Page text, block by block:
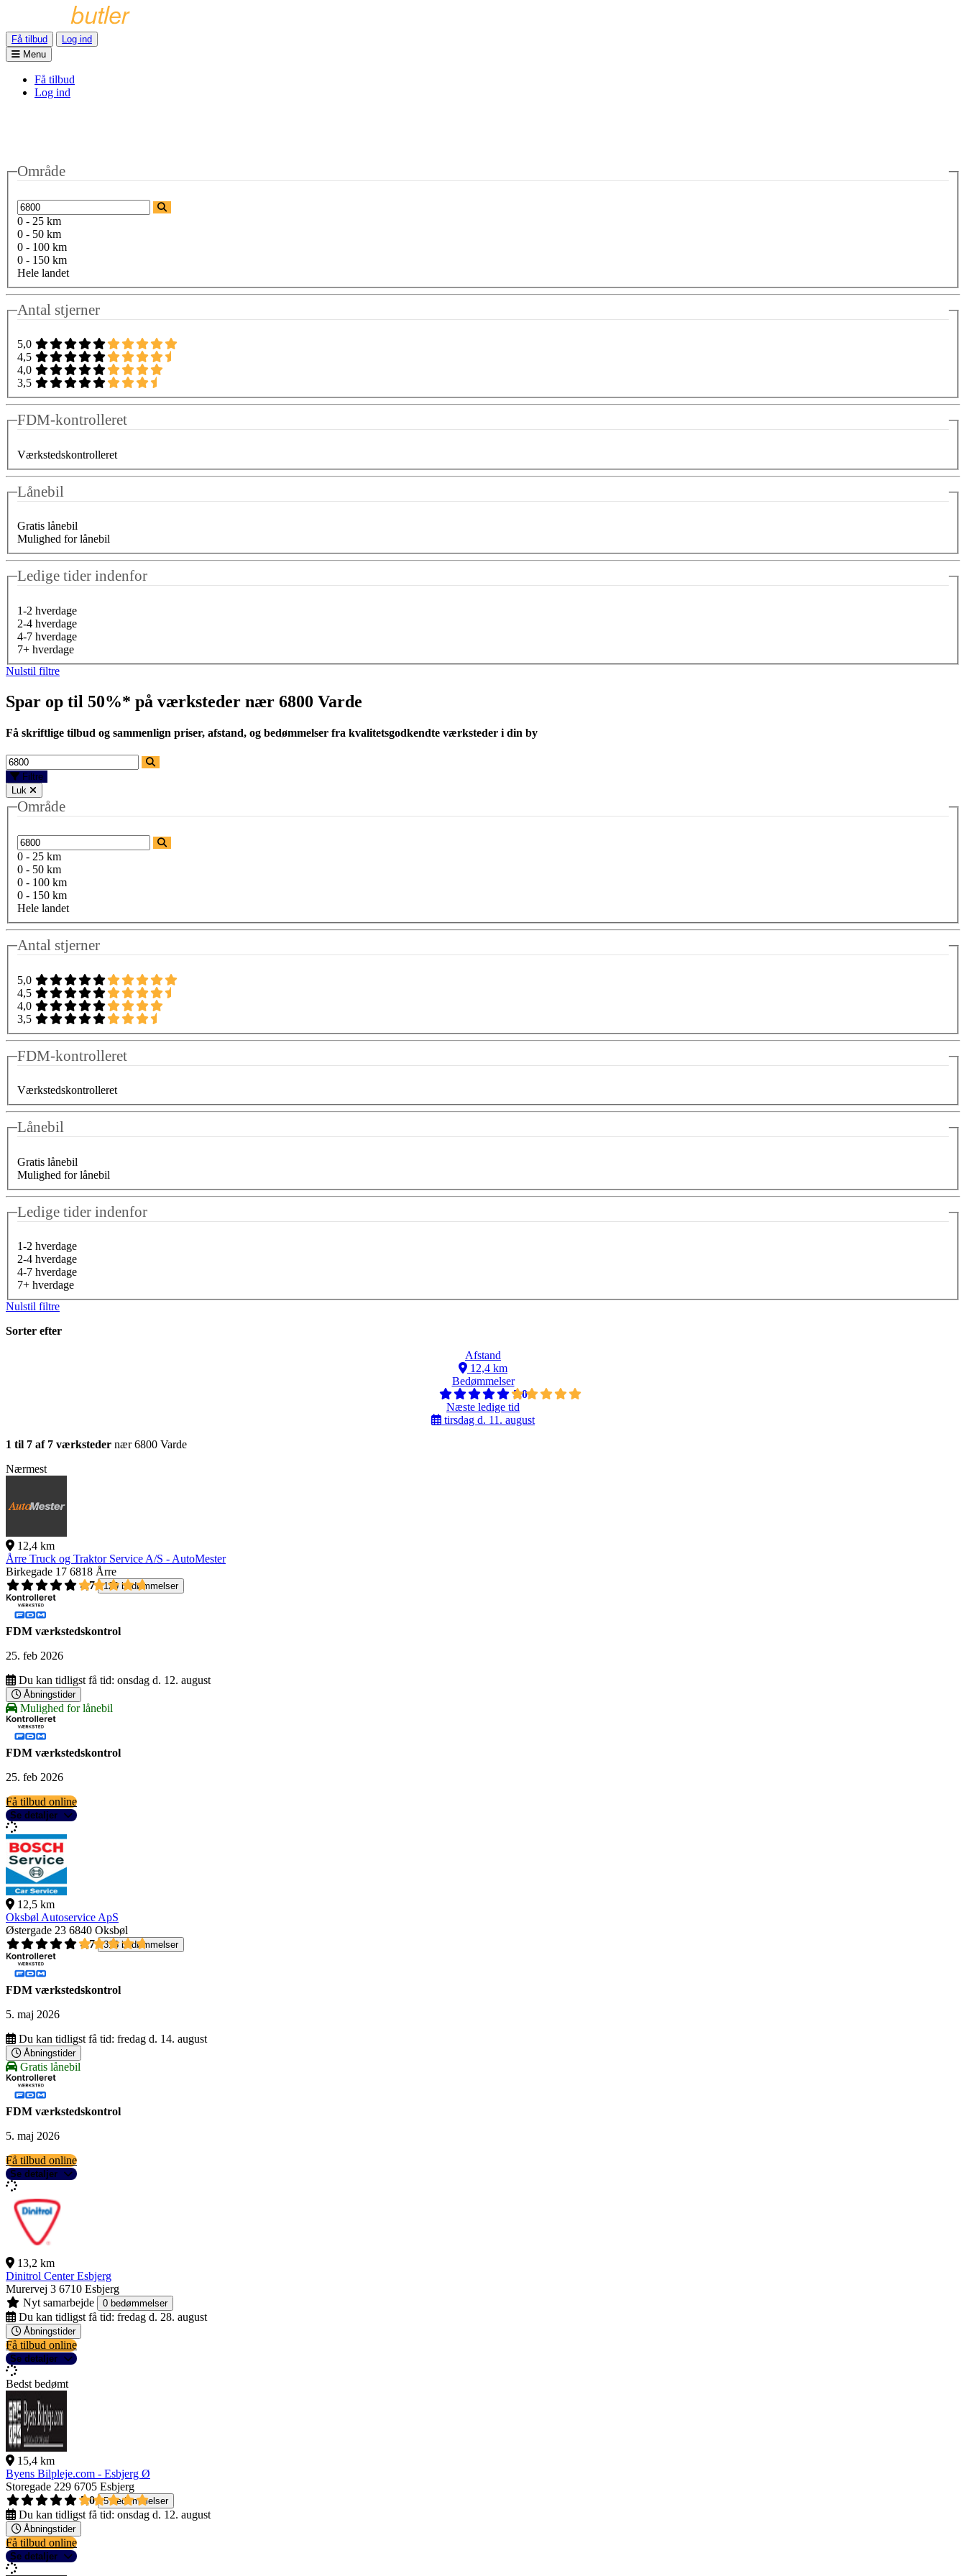
Få tilbud
Log ind
Menu
Få tilbud
Log ind
Område
0 - 25 km
0 - 50 km
0 - 100 km
0 - 150 km
Hele landet
Antal stjerner
5,0
4,5
4,0
3,5
FDM-kontrolleret
Værkstedskontrolleret
Lånebil
Gratis lånebil
Mulighed for lånebil
Ledige tider indenfor
1-2 hverdage
2-4 hverdage
4-7 hverdage
7+ hverdage
Nulstil filtre
Spar op til 50%* på værksteder nær 6800 Varde
Få skriftlige tilbud og sammenlign priser, afstand, og bedømmelser fra kvalitetsgodkendte værksteder i din by
Filtre
Luk
Område
0 - 25 km
0 - 50 km
0 - 100 km
0 - 150 km
Hele landet
Antal stjerner
5,0
4,5
4,0
3,5
FDM-kontrolleret
Værkstedskontrolleret
Lånebil
Gratis lånebil
Mulighed for lånebil
Ledige tider indenfor
1-2 hverdage
2-4 hverdage
4-7 hverdage
7+ hverdage
Nulstil filtre
Sorter efter
Afstand
12,4 km
Bedømmelser
5,0
Næste ledige tid
tirsdag d. 11. august
1 til 7 af 7 værksteder nær 6800 Varde
Nærmest
12,4 km
Årre Truck og Traktor Service A/S - AutoMester
Birkegade 17 6818 Årre
4,7
129 bedømmelser
FDM værkstedskontrol
25. feb 2026
Du kan tidligst få tid: onsdag d. 12. august
Åbningstider
Mulighed for lånebil
FDM værkstedskontrol
25. feb 2026
Få tilbud online
Se detaljer
12,5 km
Oksbøl Autoservice ApS
Østergade 23 6840 Oksbøl
4,7
316 bedømmelser
FDM værkstedskontrol
5. maj 2026
Du kan tidligst få tid: fredag d. 14. august
Åbningstider
Gratis lånebil
FDM værkstedskontrol
5. maj 2026
Få tilbud online
Se detaljer
13,2 km
Dinitrol Center Esbjerg
Murervej 3 6710 Esbjerg
Nyt samarbejde
0 bedømmelser
Du kan tidligst få tid: fredag d. 28. august
Åbningstider
Få tilbud online
Se detaljer
Bedst bedømt
15,4 km
Byens Bilpleje.com - Esbjerg Ø
Storegade 229 6705 Esbjerg
5,0
5 bedømmelser
Du kan tidligst få tid: onsdag d. 12. august
Åbningstider
Få tilbud online
Se detaljer